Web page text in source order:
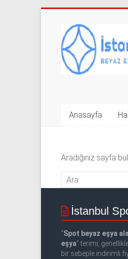
contentİkinci
El
Beyaz
Alan
|
0
543
592
53
50
Anasayfa
Aradığınız sayfa
İstanbul
“Spot beyaz eşya
eşya” terimi,
bir sebeple indirimli